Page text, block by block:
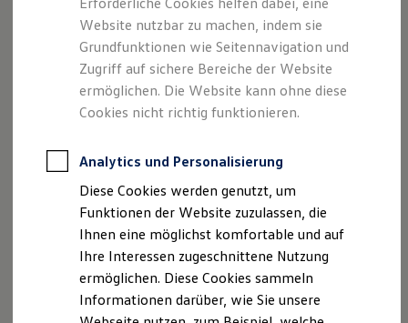
Online-Fahrzeugbewertung
Aktionen & Angebote
E-Auto-Förderung
Für Privatkunden
Für Gewerbekunden
Profi Paket
TopDeal
Zertifizierte Gebrauchtwagen
Für Privatkunden
Für Gewerbekunden
Leasing
Für Privatkunden
Für Gewerbekunden
Versicherungen & Garantien
Garantien
Kfz-Versicherung für Nutzfahrzeuge
VolkswagenOriginal Motorenöl leitet Wärme schnell
ab, bindet Schadstoffe und reduziert Reibung. Außerdem ist
es präzise auf die Anforderungen der VolkswagenMotoren
abgestimmt.
Website nutzbar zu machen, indem sie
Grundfunktionen wie Seitennavigation und
Zugriff auf sichere Bereiche der Website
ermöglichen. Die Website kann ohne diese
Cookies nicht richtig funktionieren.
Analytics und Personalisierung
Diese Cookies werden genutzt, um
Funktionen der Website zuzulassen, die
Ihnen eine möglichst komfortable und auf
Ihre Interessen zugeschnittene Nutzung
ermöglichen. Diese Cookies sammeln
Informationen darüber, wie Sie unsere